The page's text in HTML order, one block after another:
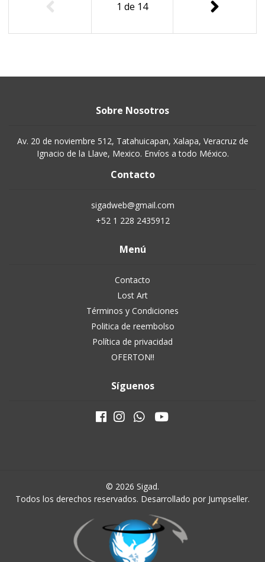
1 de 14
Sobre Nosotros
Av. 20 de noviembre 512, Tatahuicapan, Xalapa, Veracruz de
Ignacio de la Llave, Mexico. Envíos a todo México.
Contacto
sigadweb@gmail.com
+52 1 228 2435912
Menú
Contacto
Lost Art
Términos y Condiciones
Politica de reembolso
Política de privacidad
OFERTON!!
Síguenos
© 2026 Sigad.
Todos los derechos reservados. Desarrollado por Jumpseller.